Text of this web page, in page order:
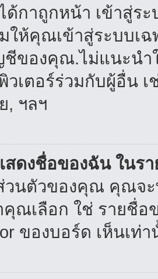
กาถูกหน้า เข้าสู่ร
ให้คุณเข้าสู่ระบบเ
ของคุณ.ไม่แนะนำ
เตอร์ร่วมกับผู้อื่น เ
, ฯลฯ
สดงชื่อของฉัน ในร
นตัวของคุณ คุณจะ
ณเลือก ใช่ รายชื่
ของบอร์ด เห็นเ